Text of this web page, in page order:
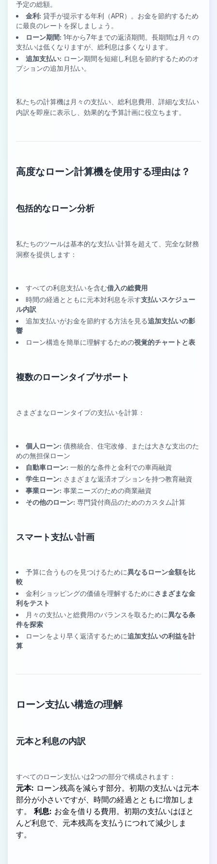
予定の総額。
金利: 貸手が提示する年利（APR）。お金を節約するため
に最良のレートを探しましょう。
ローン期間: 1年から7年までの返済期間。長期間は月々の
支払いは低くなりますが、総利息は多くなります。
追加支払い: ローン期間を短縮し利息を節約するためのオ
プションの追加月払い。
私たちの計算機は月々の支払い、総利息費用、詳細な支払い
内訳を即座に表示し、効果的な予算計画に役立ちます。
高度なローン計算機を使用する理由は？
包括的なローン分析
私たちのツールは基本的な支払い計算を超えて、完全な財務
洞察を提供します：
すべての利息支払いを含む借入の総費用
時間の経過とともに元本対利息を示す支払いスケジュー
ル内訳
追加支払いがお金を節約する方法を見る追加支払いの影
響
ローン構造を簡単に理解するための視覚的チャートと表
複数のローンタイプサポート
さまざまなローンタイプの支払いを計算：
個人ローン: 債務統合、住宅改修、または大きな支出のた
めの無担保ローン
自動車ローン: 一般的な条件と金利での車両融資
学生ローン: さまざまな返済オプションを持つ教育融資
事業ローン: 事業ニーズのための商業融資
その他のローン: 専門貸付商品のためのカスタム計算
スマート支払い計画
予算に合うものを見つけるために異なるローン金額を比
較
金利ショッピングの価値を理解するために さまざまな金
利をテスト
月々の支払いと総費用のバランスを取るために異なる条
件を探索
ローンをより早く返済するために追加支払いの利益を計
算
ローン支払い構造の理解
元本と利息の内訳
すべてのローン支払いは2つの部分で構成されます：
元本: ローン残高を減らす部分。初期の支払いは元本
部分が小さいですが、時間の経過とともに増加しま
す。 利息: お金を借りる費用。初期の支払いはほと
んど利息で、元本残高を支払うにつれて減少しま
す。